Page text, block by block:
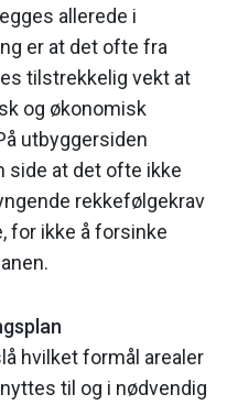
allerede i
er at det ofte fra
tilstrekkelig vekt at
og økonomisk
utbyggersiden
side at det ofte ikke
rekkefølgekrav
for ikke å forsinke
hvilket formål arealer
til og i nødvendig